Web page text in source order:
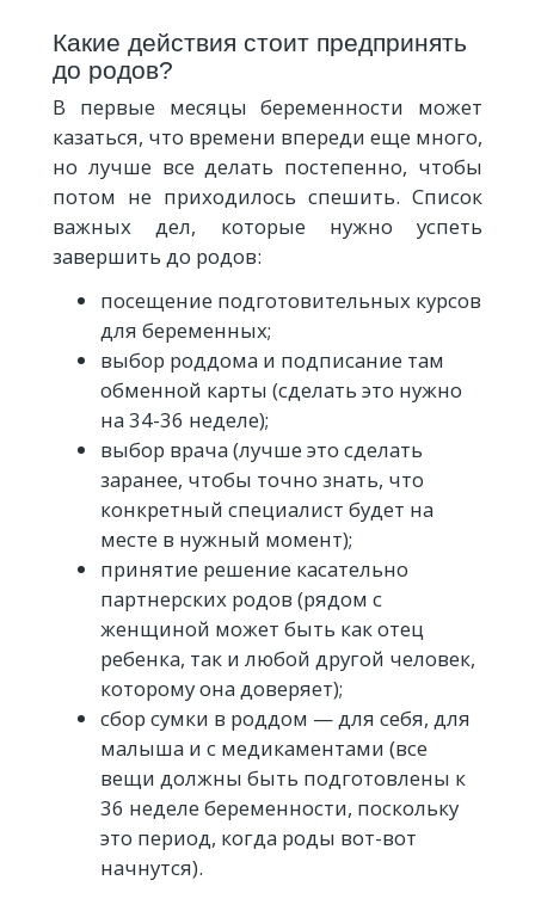
Какие действия стоит предпринять
до родов?
В первые месяцы беременности может
казаться, что времени впереди еще много,
но лучше все делать постепенно, чтобы
потом не приходилось спешить. Список
важных дел, которые нужно успеть
завершить до родов:
посещение подготовительных курсов
для беременных;
выбор роддома и подписание там
обменной карты (сделать это нужно
на 34-36 неделе);
выбор врача (лучше это сделать
заранее, чтобы точно знать, что
конкретный специалист будет на
месте в нужный момент);
принятие решение касательно
партнерских родов (рядом с
женщиной может быть как отец
ребенка, так и любой другой человек,
которому она доверяет);
сбор сумки в роддом — для себя, для
малыша и с медикаментами (все
вещи должны быть подготовлены к
36 неделе беременности, поскольку
это период, когда роды вот-вот
начнутся).